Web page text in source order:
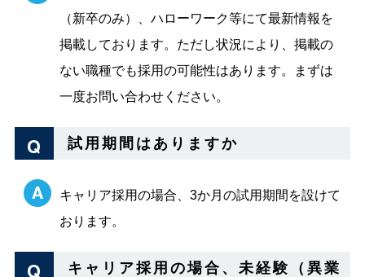
（新卒のみ）、ハローワーク等にて最新情報を
掲載しております。ただし状況により、掲載の
ない職種でも採用の可能性はあります。まずは
一度お問い合わせください。
試用期間はありますか
キャリア採用の場合、3か月の試用期間を設けて
おります。
キャリア採用の場合、未経験（異業